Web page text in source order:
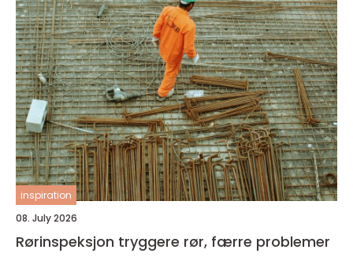
inspiration
08. July 2026
Rørinspeksjon tryggere rør, færre problemer